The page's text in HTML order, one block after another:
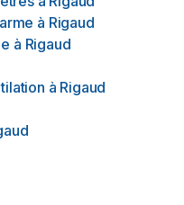
à Rigaud
à Rigaud
à Rigaud